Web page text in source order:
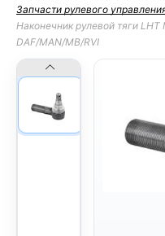
Запчасти рулевого
Наконечник рулевой тяги
DAF/MAN/MB/RVI